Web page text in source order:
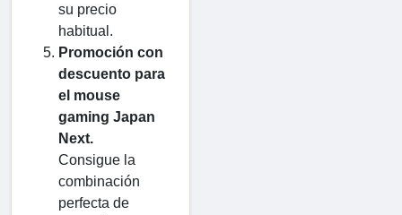
su precio
habitual.
Promoción con
descuento para
el mouse
gaming Japan
Next.
Consigue la
combinación
perfecta de